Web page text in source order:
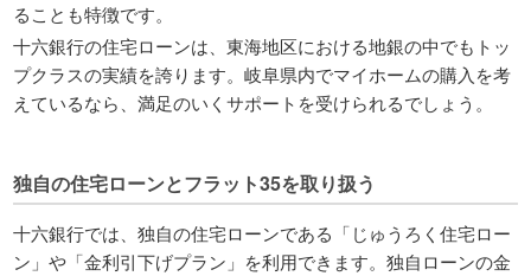
ることも特徴です。
十六銀行の住宅ローンは、東海地区における地銀の中でもトッ
プクラスの実績を誇ります。岐阜県内でマイホームの購入を考
えているなら、満足のいくサポートを受けられるでしょう。
独自の住宅ローンとフラット35を取り扱う
十六銀行では、独自の住宅ローンである「じゅうろく住宅ロー
ン」や「金利引下げプラン」を利用できます。独自ローンの金